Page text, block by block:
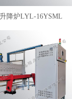
降炉LYL-16YSML